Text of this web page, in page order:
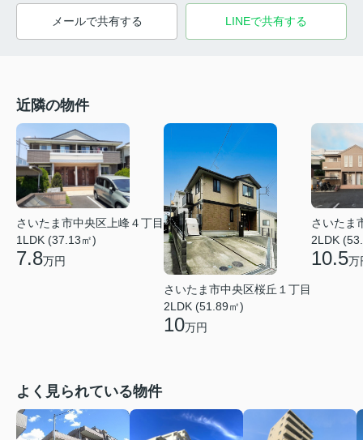
メールで共有する LINEで共有する
近隣の物件
さいたま市中央区上峰４丁目
1LDK (37.13㎡)
7.8万円
さいたま市中央区桜丘１丁目
2LDK (51.89㎡)
10万円
さいたま
2LDK
10.5万
よく見られている物件